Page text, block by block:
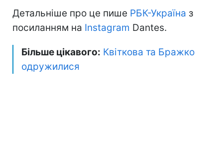
Детальніше про це пише РБК-Україна з
посиланням на Instagram Dantes.
Більше цікавого: Квіткова та Бражко
одружилися